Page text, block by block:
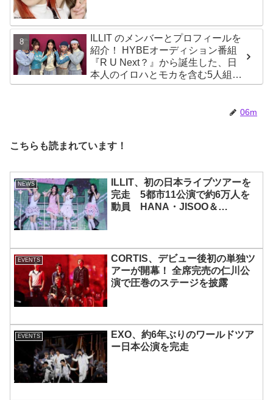
ILLIT のメンバーとプロフィールを
紹介！ HYBEオーディション番組
『R U Next？』から誕生した、日
本人のイロハとモカを含む5人組ガ
ールズグループ！ デビュー曲
06m
こちらも読まれています！
NEWS
ILLIT、初の日本ライブツアーを
完走 5都市11公演で約6万人を
動員 HANA・JISOO＆
EVENTS
CORTIS、デビュー後初の単独ツ
アーが開幕！ 全席完売の仁川公
演で圧巻のステージを披露
EVENTS
EXO、約6年ぶりのワールドツア
ー日本公演を完走